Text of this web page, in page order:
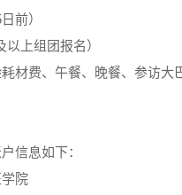
前）
上组团报名）
材费、午餐、晚餐、参访大
信息如下：
院